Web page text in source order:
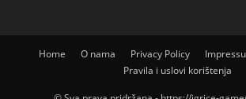
Home O nama Privacy Policy
Pravila i uslovi korištenja